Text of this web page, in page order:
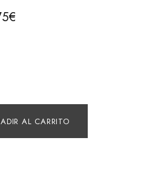
€
AL CARRITO